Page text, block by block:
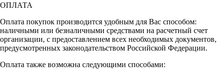
ОПЛАТА
Оплата покупок производится удобным для Вас способом:
наличными или безналичными средствами на расчетный счет
организации, с предоставлением всех необходимых документов,
предусмотренных законодательством Российской Федерации.
Оплата также возможна следующими способами: